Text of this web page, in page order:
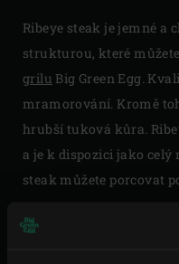
Ribeye steak je jemné a
strukturou, které
grilu Big Green Egg.
mramorování. Kromě
hrubší tuková kůra.
a je k dispozici jako celý
steak můžete porcovat